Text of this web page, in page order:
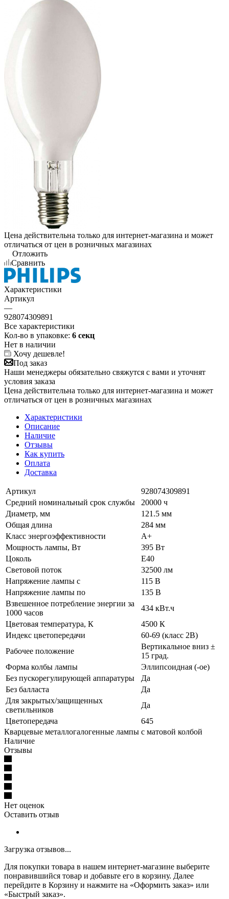
Цена действительна только для интернет-магазина и может
отличаться от цен в розничных магазинах
Отложить
Сравнить
Характеристики
Артикул
—
928074309891
Все характеристики
Кол-во в упаковке: 6 секц
Нет в наличии
Хочу дешевле!
Под заказ
Наши менеджеры обязательно свяжутся с вами и уточнят
условия заказа
Цена действительна только для интернет-магазина и может
отличаться от цен в розничных магазинах
Характеристики
Описание
Наличие
Отзывы
Как купить
Оплата
Доставка
Артикул
928074309891
Средний номинальный срок службы
20000 ч
Диаметр, мм
121.5 мм
Общая длина
284 мм
Класс энергоэффективности
A+
Мощность лампы, Вт
395 Вт
Цоколь
E40
Световой поток
32500 лм
Напряжение лампы с
115 В
Напряжение лампы по
135 В
Взвешенное потребление энергии за
1000 часов
434 кВт.ч
Цветовая температура, К
4500 К
Индекс цветопередачи
60-69 (класс 2В)
Рабочее положение
Вертикальное вниз ±
15 град.
Форма колбы лампы
Эллипсоидная (-ое)
Без пускорегулирующей аппаратуры
Да
Без балласта
Да
Для закрытых/защищенных
светильников
Да
Цветопередача
645
Кварцевые металлогалогенные лампы с матовой колбой
Наличие
Отзывы
Нет оценок
Оставить отзыв
Загрузка отзывов...
Для покупки товара в нашем интернет-магазине выберите
понравившийся товар и добавьте его в корзину. Далее
перейдите в Корзину и нажмите на «Оформить заказ» или
«Быстрый заказ».